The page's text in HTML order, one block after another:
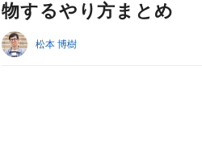
物するやり方まとめ
松本 博樹